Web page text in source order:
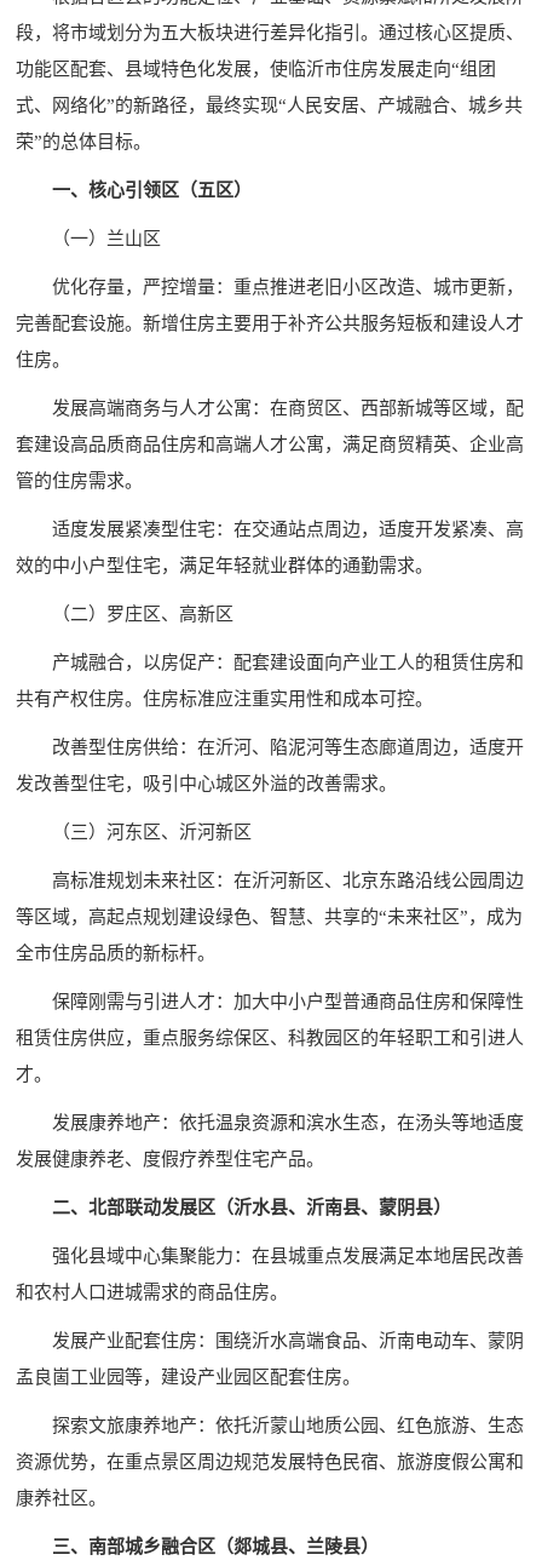
段，将市域划分为五大板块进行差异化指引。通过核心区提质、
功能区配套、县域特色化发展，使临沂市住房发展走向“组团
式、网络化”的新路径，最终实现“人民安居、产城融合、城乡共
荣”的总体目标。
一、核心引领区（五区）
（一）兰山区
优化存量，严控增量：重点推进老旧小区改造、城市更新，
完善配套设施。新增住房主要用于补齐公共服务短板和建设人才
住房。
发展高端商务与人才公寓：在商贸区、西部新城等区域，配
套建设高品质商品住房和高端人才公寓，满足商贸精英、企业高
管的住房需求。
适度发展紧凑型住宅：在交通站点周边，适度开发紧凑、高
效的中小户型住宅，满足年轻就业群体的通勤需求。
（二）罗庄区、高新区
产城融合，以房促产：配套建设面向产业工人的租赁住房和
共有产权住房。住房标准应注重实用性和成本可控。
改善型住房供给：在沂河、陷泥河等生态廊道周边，适度开
发改善型住宅，吸引中心城区外溢的改善需求。
（三）河东区、沂河新区
高标准规划未来社区：在沂河新区、北京东路沿线公园周边
等区域，高起点规划建设绿色、智慧、共享的“未来社区”，成为
全市住房品质的新标杆。
保障刚需与引进人才：加大中小户型普通商品住房和保障性
租赁住房供应，重点服务综保区、科教园区的年轻职工和引进人
才。
发展康养地产：依托温泉资源和滨水生态，在汤头等地适度
发展健康养老、度假疗养型住宅产品。
二、北部联动发展区（沂水县、沂南县、蒙阴县）
强化县域中心集聚能力：在县城重点发展满足本地居民改善
和农村人口进城需求的商品住房。
发展产业配套住房：围绕沂水高端食品、沂南电动车、蒙阴
孟良崮工业园等，建设产业园区配套住房。
探索文旅康养地产：依托沂蒙山地质公园、红色旅游、生态
资源优势，在重点景区周边规范发展特色民宿、旅游度假公寓和
康养社区。
三、南部城乡融合区（郯城县、兰陵县）